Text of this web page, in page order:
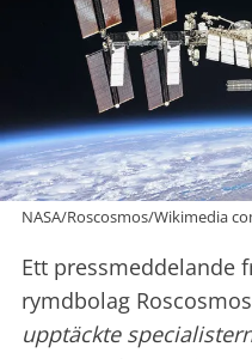
NASA/Roscosmos/Wikimedia
Ett pressmeddelande
rymdbolag
upptäckte